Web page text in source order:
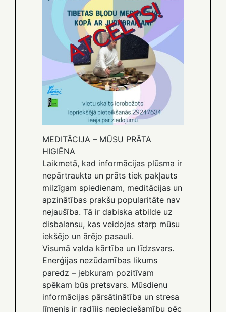
MEDITĀCIJA – MŪSU PRĀTA
HIGIĒNA
Laikmetā, kad informācijas plūsma ir
nepārtraukta un prāts tiek pakļauts
milzīgam spiedienam, meditācijas un
apzinātības prakšu popularitāte nav
nejaušība. Tā ir dabiska atbilde uz
disbalansu, kas veidojas starp mūsu
iekšējo un ārējo pasauli.
Visumā valda kārtība un līdzsvars.
Enerģijas nezūdamības likums
paredz – jebkuram pozitīvam
spēkam būs pretsvars. Mūsdienu
informācijas pārsātinātība un stresa
līmenis ir radījis nepieciešamību pēc